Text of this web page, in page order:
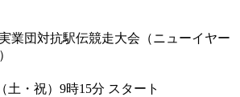
業団対抗駅伝競走大会（ニューイヤー
土・祝）9時15分 スタート